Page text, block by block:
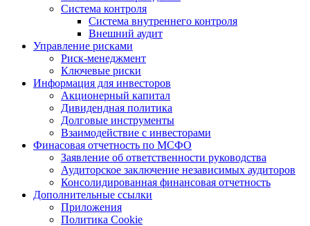
Система контроля
Система внутреннего контроля
Внешний аудит
Управление рисками
Риск-менеджмент
Ключевые риски
Информация для инвесторов
Акционерный капитал
Дивидендная политика
Долговые инструменты
Взаимодействие с инвеcторами
Финасовая отчетность по МСФО
Заявление об ответственности руководства
Аудиторское заключение независимых аудиторов
Консолидированная финансовая отчетность
Дополнительные ссылки
Приложения
Политика Cookie